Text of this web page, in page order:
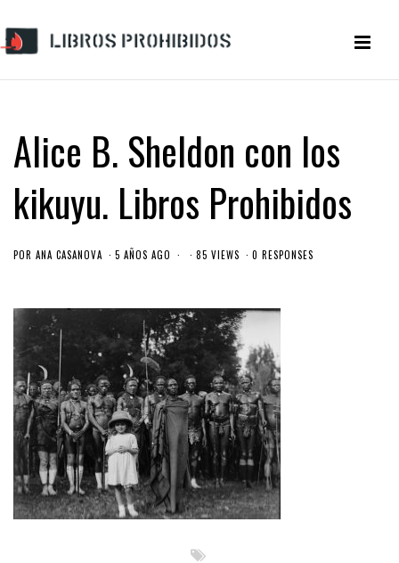
Alice B. Sheldon con los
kikuyu. Libros Prohibidos
POR ANA CASANOVA 5 AÑOS AGO 85 VIEWS 0 RESPONSES